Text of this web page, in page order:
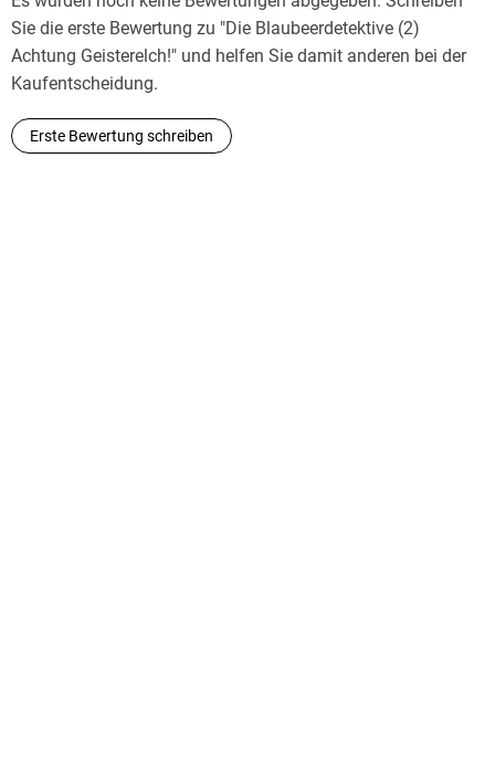
Sie die erste Bewertung zu "Die Blaubeerdetektive (2)
Achtung Geisterelch!" und helfen Sie damit anderen bei der
Kaufentscheidung.
Erste Bewertung schreiben